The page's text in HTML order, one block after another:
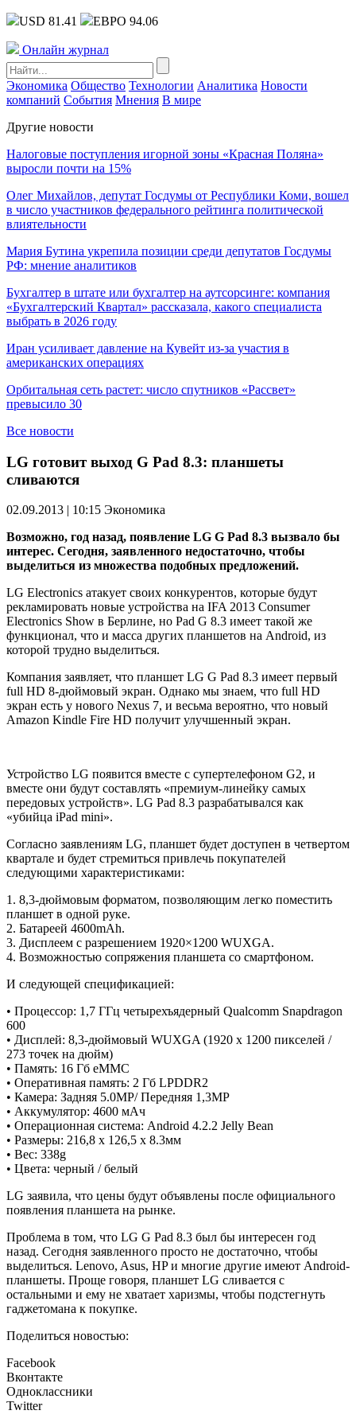
USD 81.41 ЕВРО 94.06
Онлайн журнал
Экономика Общество Технологии Аналитика Новости
компаний События Мнения В мире
Другие новости
Налоговые поступления игорной зоны «Красная Поляна»
выросли почти на 15%
Олег Михайлов, депутат Госдумы от Республики Коми, вошел
в число участников федерального рейтинга политической
влиятельности
Мария Бутина укрепила позиции среди депутатов Госдумы
РФ: мнение аналитиков
Бухгалтер в штате или бухгалтер на аутсорсинге: компания
«Бухгалтерский Квартал» рассказала, какого специалиста
выбрать в 2026 году
Иран усиливает давление на Кувейт из-за участия в
американских операциях
Орбитальная сеть растет: число спутников «Рассвет»
превысило 30
Все новости
LG готовит выход G Pad 8.3: планшеты
сливаются
02.09.2013 | 10:15 Экономика
Возможно, год назад, появление LG G Pad 8.3 вызвало бы
интерес. Сегодня, заявленного недостаточно, чтобы
выделиться из множества подобных предложений.
LG Electronics атакует своих конкурентов, которые будут
рекламировать новые устройства на IFA 2013 Consumer
Electronics Show в Берлине, но Pad G 8.3 имеет такой же
функционал, что и масса других планшетов на Android, из
которой трудно выделиться.
Компания заявляет, что планшет LG G Pad 8.3 имеет первый
full HD 8-дюймовый экран. Однако мы знаем, что full HD
экран есть у нового Nexus 7, и весьма вероятно, что новый
Amazon Kindle Fire HD получит улучшенный экран.
Устройство LG появится вместе с супертелефоном G2, и
вместе они будут составлять «премиум-линейку самых
передовых устройств». LG Pad 8.3 разрабатывался как
«убийца iPad mini».
Согласно заявлениям LG, планшет будет доступен в четвертом
квартале и будет стремиться привлечь покупателей
следующими характеристиками:
1. 8,3-дюймовым форматом, позволяющим легко поместить
планшет в одной руке.
2. Батареей 4600mAh.
3. Дисплеем с разрешением 1920×1200 WUXGA.
4. Возможностью сопряжения планшета со смартфоном.
И следующей спецификацией:
• Процессор: 1,7 ГГц четырехъядерный Qualcomm Snapdragon
600
• Дисплей: 8,3-дюймовый WUXGA (1920 х 1200 пикселей /
273 точек на дюйм)
• Память: 16 Гб eMMC
• Оперативная память: 2 Гб LPDDR2
• Камера: Задняя 5.0MP/ Передняя 1,3MP
• Аккумулятор: 4600 мАч
• Операционная система: Android 4.2.2 Jelly Bean
• Размеры: 216,8 х 126,5 х 8.3мм
• Вес: 338g
• Цвета: черный / белый
LG заявила, что цены будут объявлены после официального
появления планшета на рынке.
Проблема в том, что LG G Pad 8.3 был бы интересен год
назад. Сегодня заявленного просто не достаточно, чтобы
выделиться. Lenovo, Asus, HP и многие другие имеют Android-
планшеты. Проще говоря, планшет LG сливается с
остальными и ему не хватает харизмы, чтобы подстегнуть
гаджетомана к покупке.
Поделиться новостью:
Facebook
Вконтакте
Одноклассники
Twitter